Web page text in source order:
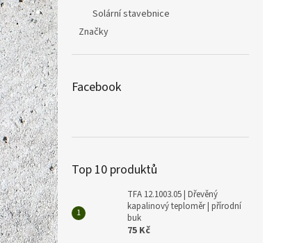
Solární stavebnice
Značky
Facebook
Top 10 produktů
TFA 12.1003.05 | Dřevěný
kapalinový teploměr | přírodní
buk
75 Kč